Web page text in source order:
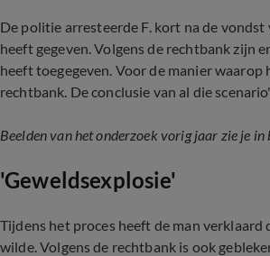
De politie arresteerde F. kort na de
heeft gegeven. Volgens de rechtbank zijn
heeft toegegeven. Voor de manier
rechtbank. De conclusie van al die
Beelden van het onderzoek vorig jaar zie je in
'Geweldsexplosie'
Tijdens het proces heeft de man verklaard
wilde. Volgens de rechtbank is ook